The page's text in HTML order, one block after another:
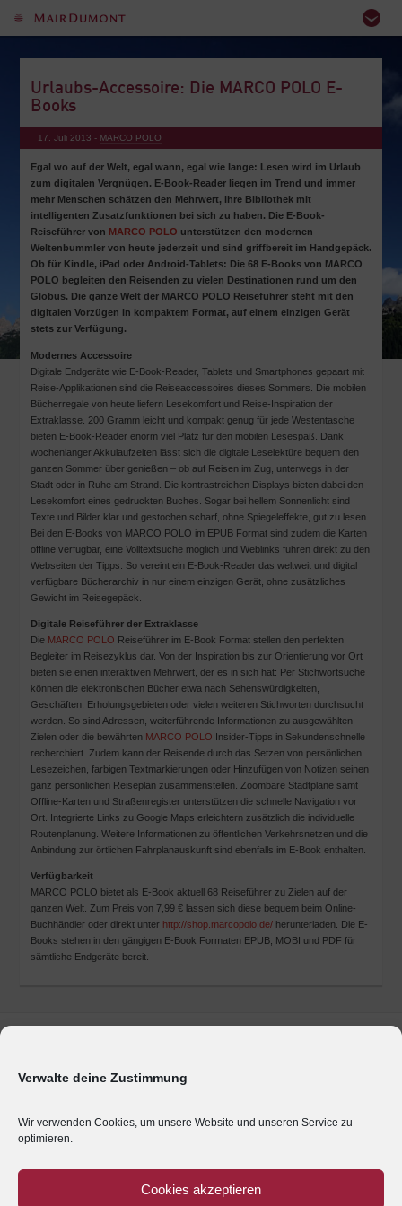
Verwalte deine Zustimmung
Wir verwenden Cookies, um unsere Website und unseren Service zu
optimieren.
Cookies akzeptieren
Urlaubs-Accessoire: Die MARCO POLO E-
Books
17. Juli 2013 - MARCO POLO
Egal wo auf der Welt, egal wann, egal wie lange: Lesen wird im Urlaub
zum digitalen Vergnügen. E-Book-Reader liegen im Trend und immer
mehr Menschen schätzen den Mehrwert, ihre Bibliothek mit
intelligenten Zusatzfunktionen bei sich zu haben. Die E-Book-
Reiseführer von MARCO POLO unterstützen den modernen
Weltenbummler von heute jederzeit und sind griffbereit im Handgepäck.
Ob für Kindle, iPad oder Android-Tablets: Die 68 E-Books von MARCO
POLO begleiten den Reisenden zu vielen Destinationen rund um den
Globus. Die ganze Welt der MARCO POLO Reiseführer steht mit den
digitalen Vorzügen in kompaktem Format, auf einem einzigen Gerät
stets zur Verfügung.
Modernes Accessoire
Digitale Endgeräte wie E-Book-Reader, Tablets und Smartphones gepaart mit
Reise-Applikationen sind die Reiseaccessoires dieses Sommers. Die mobilen
Bücherregale von heute liefern Lesekomfort und Reise-Inspiration der
Extraklasse. 200 Gramm leicht und kompakt genug für jede Westentasche
bieten E-Book-Reader enorm viel Platz für den mobilen Lesespaß. Dank
wochenlanger Akkulaufzeiten lässt sich die digitale Leselektüre bequem den
ganzen Sommer über genießen – ob auf Reisen im Zug, unterwegs in der
Stadt oder in Ruhe am Strand. Die kontrastreichen Displays bieten dabei den
Lesekomfort eines gedruckten Buches. Sogar bei hellem Sonnenlicht sind
Texte und Bilder klar und gestochen scharf, ohne Spiegeleffekte, gut zu lesen.
Bei den E-Books von MARCO POLO im EPUB Format sind zudem die Karten
offline verfügbar, eine Volltextsuche möglich und Weblinks führen direkt zu den
Webseiten der Tipps. So vereint ein E-Book-Reader das weltweit und digital
verfügbare Bücherarchiv in nur einem einzigen Gerät, ohne zusätzliches
Gewicht im Reisegepäck.
Digitale Reiseführer der Extraklasse
Die MARCO POLO Reiseführer im E-Book Format stellen den perfekten
Begleiter im Reisezyklus dar. Von der Inspiration bis zur Orientierung vor Ort
bieten sie einen interaktiven Mehrwert, der es in sich hat: Per Stichwortsuche
können die elektronischen Bücher etwa nach Sehenswürdigkeiten,
Geschäften, Erholungsgebieten oder vielen weiteren Stichworten durchsucht
werden. So sind Adressen, weiterführende Informationen zu ausgewählten
Zielen oder die bewährten MARCO POLO Insider-Tipps in Sekundenschnelle
recherchiert. Zudem kann der Reisende durch das Setzen von persönlichen
Lesezeichen, farbigen Textmarkierungen oder Hinzufügen von Notizen seinen
ganz persönlichen Reiseplan zusammenstellen. Zoombare Stadtpläne samt
Offline-Karten und Straßenregister unterstützen die schnelle Navigation vor
Ort. Integrierte Links zu Google Maps erleichtern zusätzlich die individuelle
Routenplanung. Weitere Informationen zu öffentlichen Verkehrsnetzen und die
Anbindung zur örtlichen Fahrplanauskunft sind ebenfalls im E-Book enthalten.
Verfügbarkeit
MARCO POLO bietet als E-Book aktuell 68 Reiseführer zu Zielen auf der
ganzen Welt. Zum Preis von 7,99 € lassen sich diese bequem beim Online-
Buchhändler oder direkt unter http://shop.marcopolo.de/herunterladen. Die E-
Books stehen in den gängigen E-Book Formaten EPUB, MOBI und PDF für
sämtliche Endgeräte bereit.
Presse